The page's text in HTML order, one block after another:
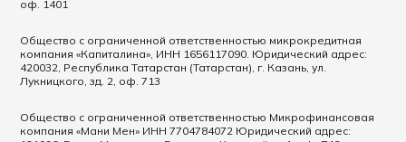
оф. 1401
Общество с ограниченной ответственностью микрокредитная
компания «Капиталина», ИНН 1656117090. Юридический адрес:
420032, Республика Татарстан (Татарстан), г. Казань, ул.
Лукницкого, зд. 2, оф. 713
Общество с ограниченной ответственностью Микрофинансовая
компания «Мани Мен» ИНН 7704784072 Юридический адрес: